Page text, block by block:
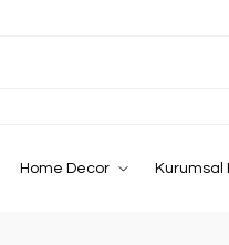
Home Decor Kurumsal